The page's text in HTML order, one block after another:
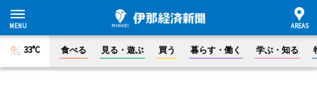
33°C 食べる 見る・遊ぶ 買う 暮らす・働く 学ぶ・知る